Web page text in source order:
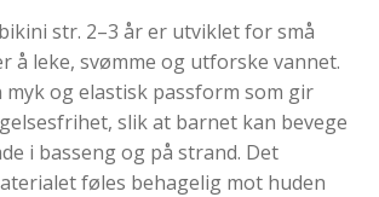
str. 2–3 år er utviklet for små
å leke, svømme og utforske vannet.
myk og elastisk passform som gir
slik at barnet kan bevege
i basseng og på strand. Det
føles behagelig mot huden